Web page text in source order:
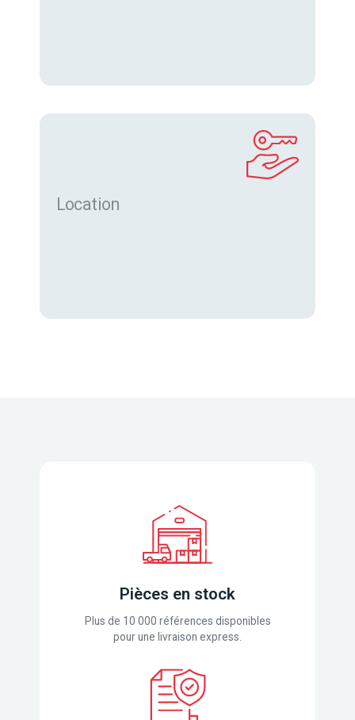
Location
Pièces en stock
Plus de 10 000 références disponibles
pour une livraison express.